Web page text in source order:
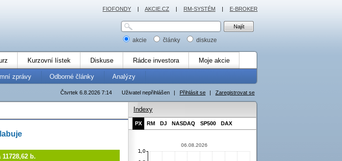
akcie články diskuze
Kurzovní lístek Diskuse Rádce investora Moje akcie
zprávy Odborné články Analýzy
Uživatel nepřihlášen | Přihlásit se | Zaregistrovat se
Čtvrtek 6.8.2026 7:14
b.
Indexy
PX RM DJ NASDAQ SP500 DAX
06.08.2026
FIOFONDY | AKCIE.CZ | RM-SYSTÉM | E-BROKER